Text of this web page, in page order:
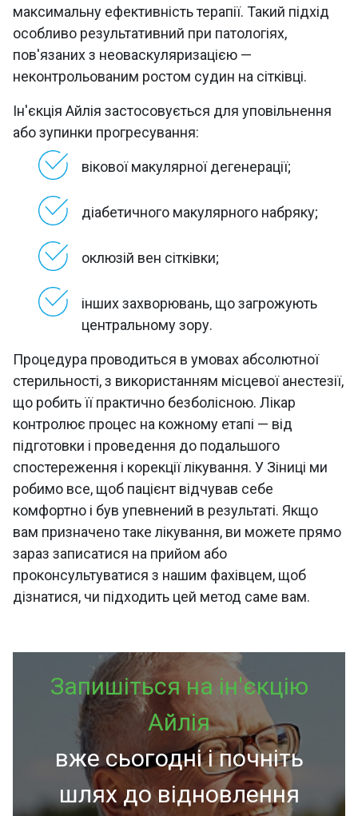
максимальну ефективність терапії. Такий підхід
особливо результативний при патологіях,
пов'язаних з неоваскуляризацією —
неконтрольованим ростом судин на сітківці.
Ін'єкція Айлія застосовується для уповільнення
або зупинки прогресування:
вікової макулярної дегенерації;
діабетичного макулярного набряку;
оклюзій вен сітківки;
інших захворювань, що загрожують
центральному зору.
Процедура проводиться в умовах абсолютної
стерильності, з використанням місцевої анестезії,
що робить її практично безболісною. Лікар
контролює процес на кожному етапі — від
підготовки і проведення до подальшого
спостереження і корекції лікування. У Зіниці ми
робимо все, щоб пацієнт відчував себе
комфортно і був упевнений в результаті. Якщо
вам призначено таке лікування, ви можете прямо
зараз записатися на прийом або
проконсультуватися з нашим фахівцем, щоб
дізнатися, чи підходить цей метод саме вам.
Запишіться на ін'єкцію
Айлія
вже сьогодні і почніть
шлях до відновлення